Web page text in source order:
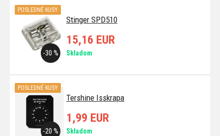
Stinger SPD510
-30 %
POSLEDNÉ KUSY
15,16 EUR
Skladom
Tershine Isskrapa
-20 %
POSLEDNÉ KUSY
1,99 EUR
Skladom